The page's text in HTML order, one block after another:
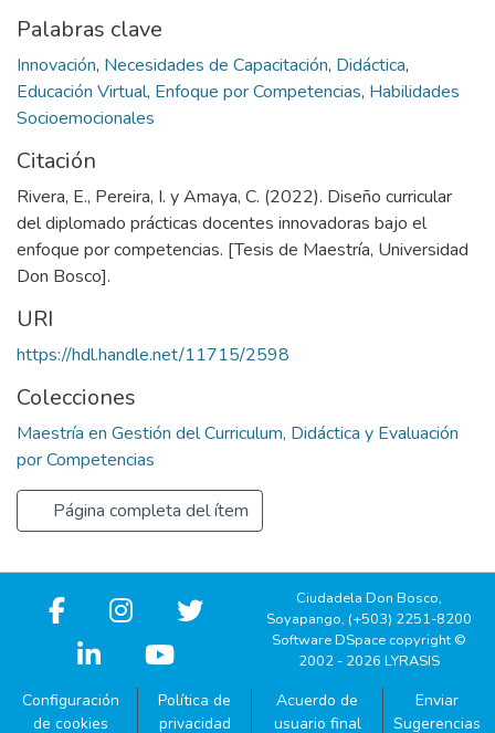
Palabras clave
Innovación, Necesidades de Capacitación, Didáctica,
Educación Virtual, Enfoque por Competencias, Habilidades
Socioemocionales
Citación
Rivera, E., Pereira, I. y Amaya, C. (2022). Diseño curricular
del diplomado prácticas docentes innovadoras bajo el
enfoque por competencias. [Tesis de Maestría, Universidad
Don Bosco].
URI
https://hdl.handle.net/11715/2598
Colecciones
Maestría en Gestión del Curriculum, Didáctica y Evaluación
por Competencias
Página completa del ítem
Ciudadela Don Bosco,
Soyapango, (+503) 2251-8200
Software DSpace copyright ©
2002 - 2026 LYRASIS
Configuración
de cookies
Política de
privacidad
Acuerdo de
usuario final
Enviar
Sugerencias